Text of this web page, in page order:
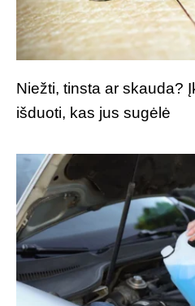
Niežti, tinsta ar skauda?
išduoti, kas jus sugėlė